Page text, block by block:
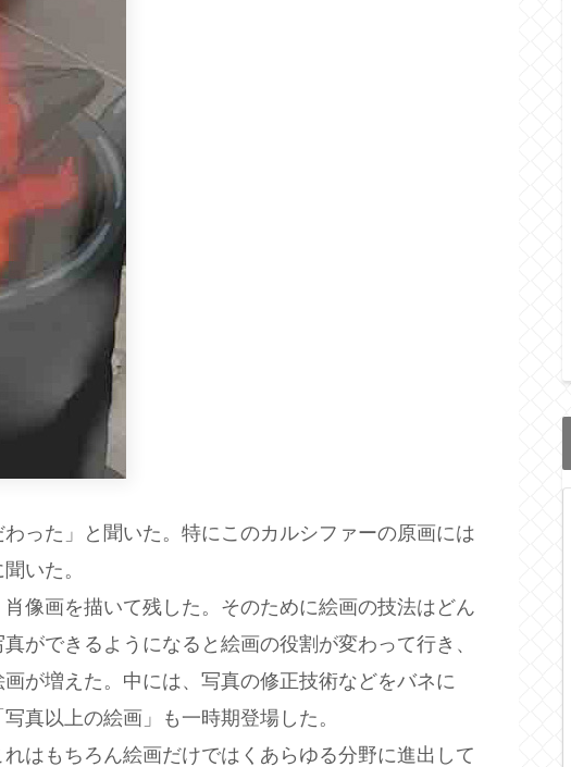
わった」と聞いた。特にこのカルシファーの原画には
いた。
像画を描いて残した。そのために絵画の技法はどん
ができるようになると絵画の役割が変わって行き、
が増えた。中には、写真の修正技術などをバネに
真以上の絵画」も一時期登場した。
はもちろん絵画だけではくあらゆる分野に進出して